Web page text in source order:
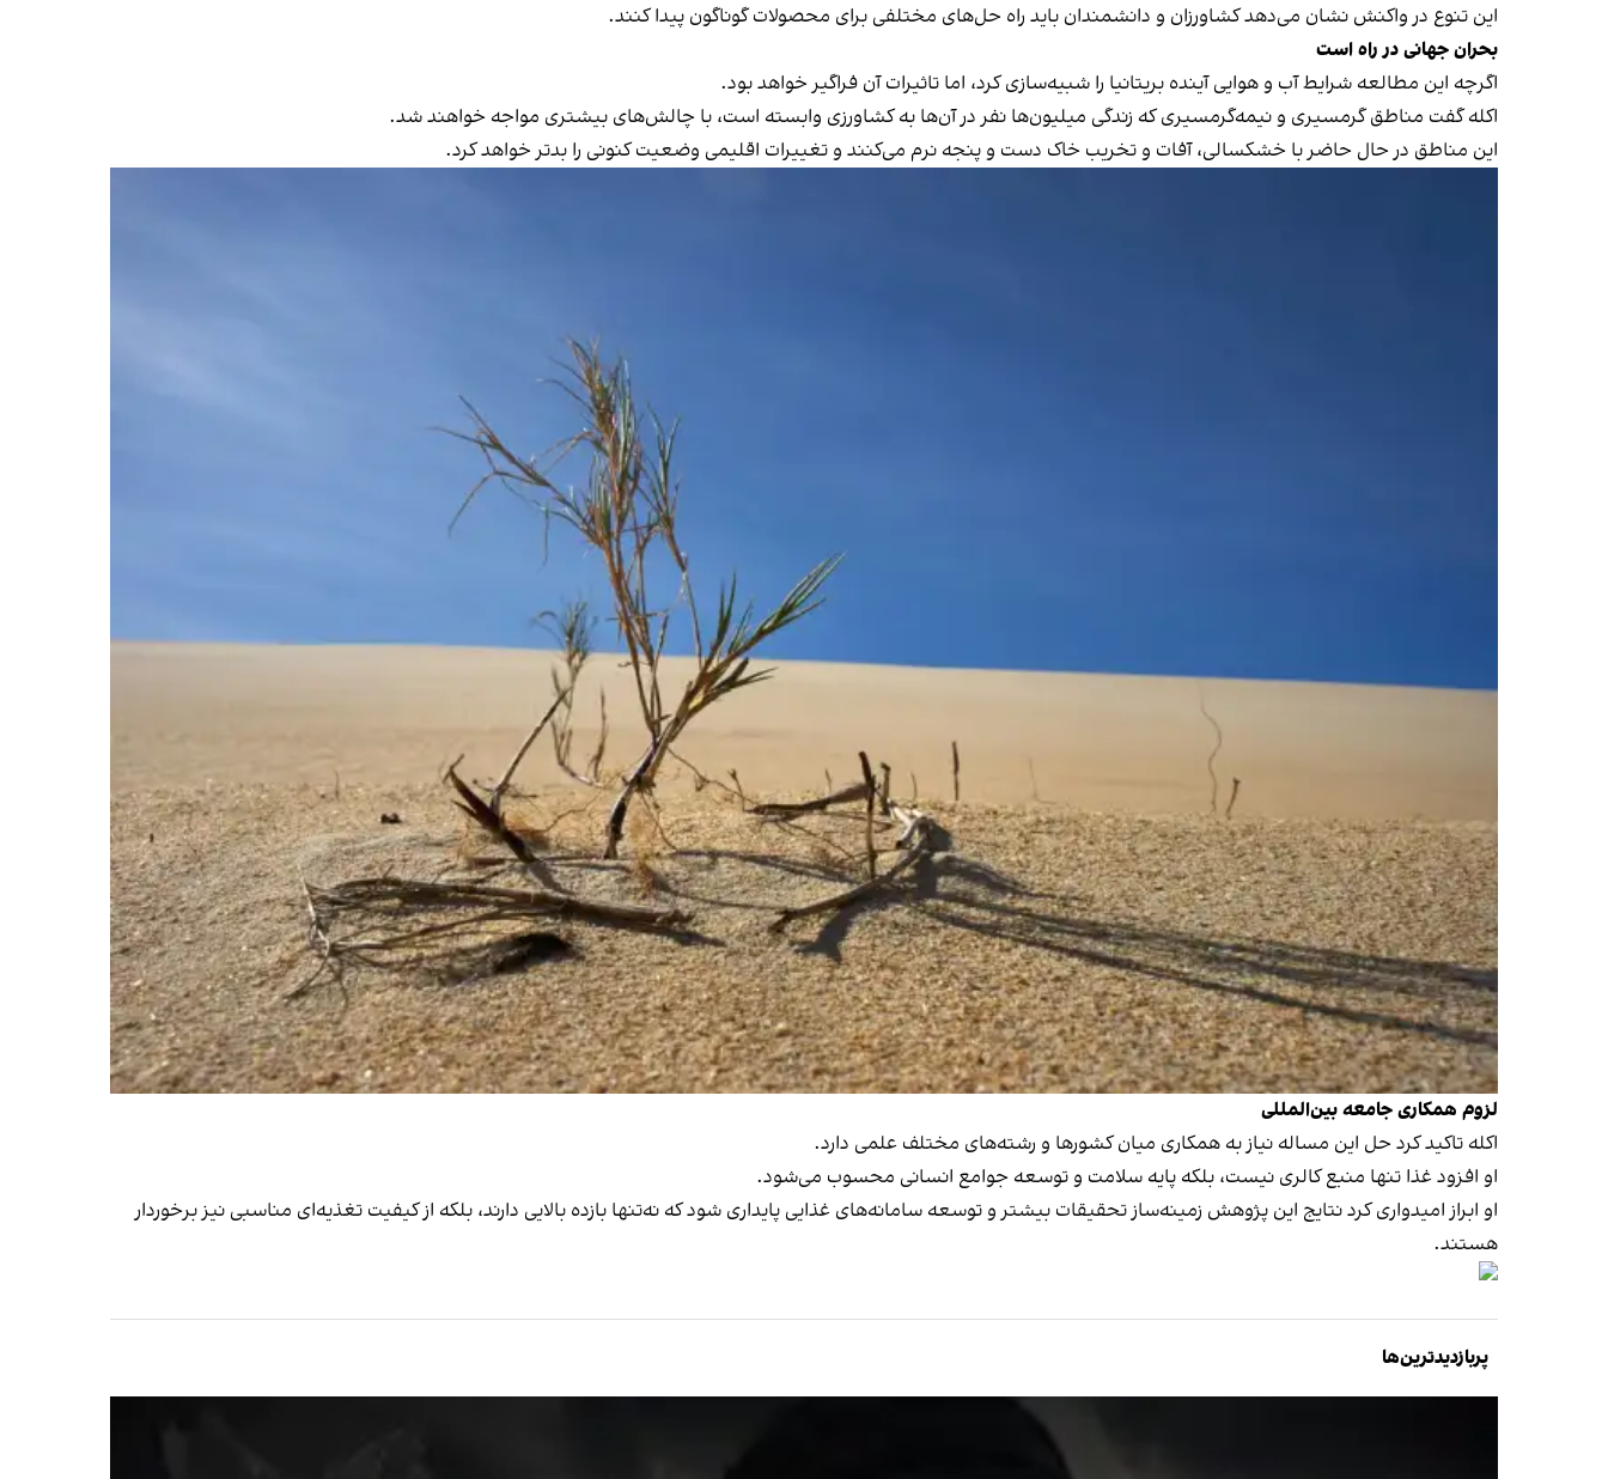
این تنوع در واکنش نشان می‌دهد کشاورزان و دانشمندان باید راه حل‌های مختلفی برای محصولات گوناگون پیدا کنند.
بحران جهانی در راه است
اگرچه این مطالعه شرایط آب‌ و هوایی آینده بریتانیا را شبیه‌سازی کرد، اما تاثیرات آن فراگیر خواهد بود.
اکله گفت مناطق گرمسیری و نیمه‌گرمسیری که زندگی میلیون‌ها نفر در آن‌ها به کشاورزی وابسته‌ است، با چالش‌های بیشتری مواجه خواهند شد.
این مناطق در حال حاضر با خشکسالی، آفات و تخریب خاک دست‌ و پنجه نرم می‌کنند و تغییرات اقلیمی وضعیت کنونی را بدتر خواهد کرد.
لزوم همکاری جامعه بین‌المللی
اکله تاکید کرد حل این مساله نیاز به همکاری میان کشورها و رشته‌های مختلف علمی دارد.
او افزود غذا تنها منبع کالری نیست، بلکه پایه سلامت و توسعه جوامع انسانی محسوب می‌شود.
او ابراز امیدواری کرد نتایج این پژوهش زمینه‌ساز تحقیقات بیشتر و توسعه سامانه‌های غذایی پایداری شود که نه‌تنها بازده بالایی دارند، بلکه از کیفیت تغذیه‌ای مناسبی نیز برخوردار
هستند.
پربازدیدترین‌ها